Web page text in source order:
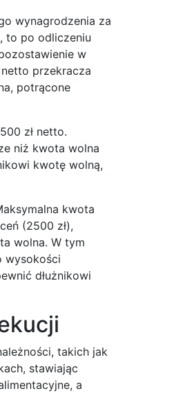
wynagrodzenia za
to po odliczeniu
w
przekracza
potrącone
zł netto.
niż kwota wolna
kwotę wolną,
kwota
(2500 zł),
wolna. W tym
wysokości
dłużnikowi
takich jak
stawiając
a